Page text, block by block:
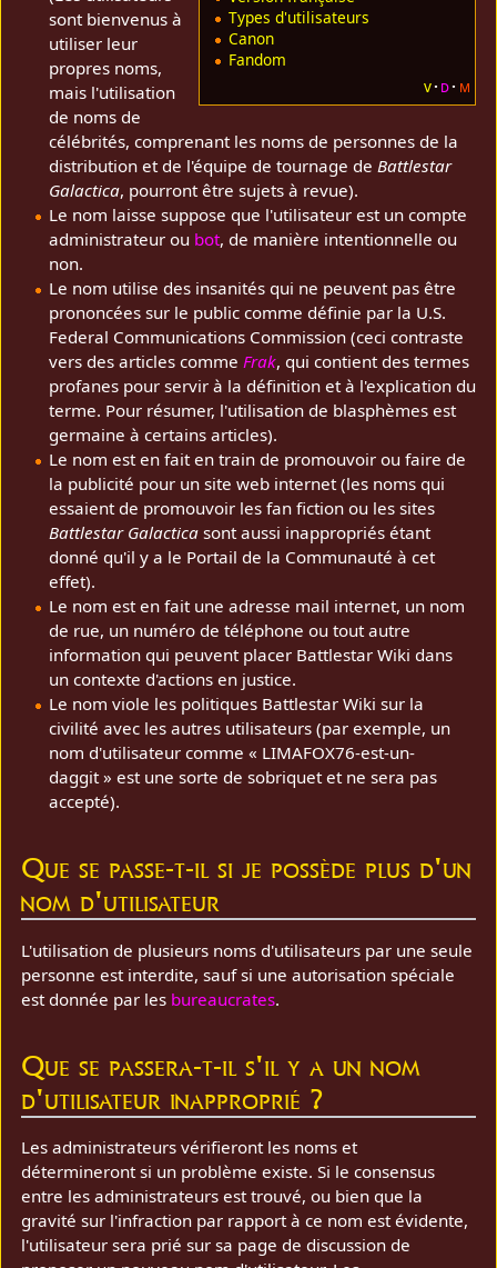
Types d'utilisateurs
Canon
Fandom
v d m
sont bienvenus à
utiliser leur
propres noms,
mais l'utilisation
de noms de
célébrités, comprenant les noms de personnes de la
distribution et de l'équipe de tournage de Battlestar
Galactica, pourront être sujets à revue).
Le nom laisse suppose que l'utilisateur est un compte
administrateur ou bot, de manière intentionnelle ou
non.
Le nom utilise des insanités qui ne peuvent pas être
prononcées sur le public comme définie par la U.S.
Federal Communications Commission (ceci contraste
vers des articles comme Frak, qui contient des termes
profanes pour servir à la définition et à l'explication du
terme. Pour résumer, l'utilisation de blasphèmes est
germaine à certains articles).
Le nom est en fait en train de promouvoir ou faire de
la publicité pour un site web internet (les noms qui
essaient de promouvoir les fan fiction ou les sites
Battlestar Galacticasont aussi inappropriés étant
donné qu'il y a le Portail de la Communauté à cet
effet).
Le nom est en fait une adresse mail internet, un nom
de rue, un numéro de téléphone ou tout autre
information qui peuvent placer Battlestar Wiki dans
un contexte d'actions en justice.
Le nom viole les politiques Battlestar Wiki sur la
civilité avec les autres utilisateurs (par exemple, un
nom d'utilisateur comme « LIMAFOX76-est-un-
daggit » est une sorte de sobriquet et ne sera pas
accepté).
Que se passe-t-il si je possède plus d'un
nom d'utilisateur
L'utilisation de plusieurs noms d'utilisateurs par une seule
personne est interdite, sauf si une autorisation spéciale
est donnée par les bureaucrates.
Que se passera-t-il s'il y a un nom
d'utilisateur inapproprié ?
Les administrateurs vérifieront les noms et
détermineront si un problème existe. Si le consensus
entre les administrateurs est trouvé, ou bien que la
gravité sur l'infraction par rapport à ce nom est évidente,
l'utilisateur sera prié sur sa page de discussion de